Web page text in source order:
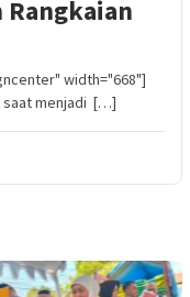
Rangkaian
width="668"]
saat menjadi […]
Arab Saudi Rilis Hasil